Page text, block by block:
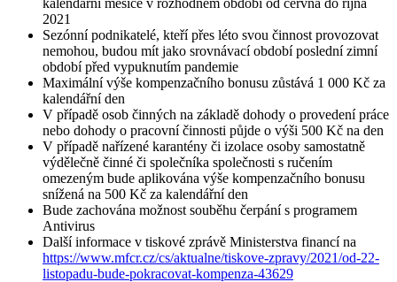
2021
Sezónní podnikatelé, kteří přes léto svou činnost provozovat
nemohou, budou mít jako srovnávací období poslední zimní
období před vypuknutím pandemie
Maximální výše kompenzačního bonusu zůstává 1 000 Kč za
kalendářní den
V případě osob činných na základě dohody o provedení práce
nebo dohody o pracovní činnosti půjde o výši 500 Kč na den
V případě nařízené karantény či izolace osoby samostatně
výdělečně činné či společníka společnosti s ručením
omezeným bude aplikována výše kompenzačního bonusu
snížená na 500 Kč za kalendářní den
Bude zachována možnost souběhu čerpání s programem
Antivirus
Další informace v tiskové zprávě Ministerstva financí na
https://www.mfcr.cz/cs/aktualne/tiskove-zpravy/2021/od-22-
listopadu-bude-pokracovat-kompenza-43629